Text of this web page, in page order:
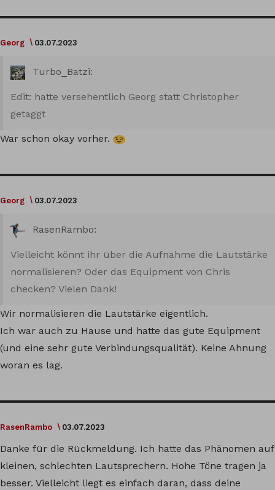
Georg 03.07.2023
Turbo_Batzi:
Edit: hatte versehentlich Georg statt Christopher
getaggt
War schon okay vorher.
Georg 03.07.2023
RasenRambo:
Vielleicht könnt ihr über die Aufnahme die Lautstärke
normalisieren? Oder das Equipment von Chris
checken? Vielen Dank!
Wir normalisieren die Lautstärke eigentlich.
Ich war auch zu Hause und hatte das gute Equipment
(und eine sehr gute Verbindungsqualität). Keine Ahnung
woran es lag.
RasenRambo 03.07.2023
Danke für die Rückmeldung. Ich hatte das Phänomen auf
kleinen, schlechten Lautsprechern. Hohe Töne tragen ja
besser. Vielleicht liegt es einfach daran, dass deine